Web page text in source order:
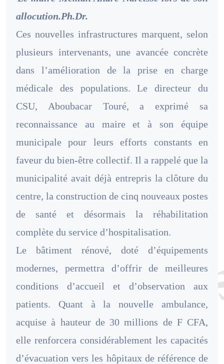
allocution.Ph.Dr.
Ces nouvelles infrastructures marquent, selon
plusieurs intervenants, une avancée concrète
dans l’amélioration de la prise en charge
médicale des populations. Le directeur du
CSU, Aboubacar Touré, a exprimé sa
reconnaissance au maire et à son équipe
municipale pour leurs efforts constants en
faveur du bien-être collectif. Il a rappelé que la
municipalité avait déjà entrepris la clôture du
centre, la construction de cinq nouveaux postes
de santé et désormais la réhabilitation
complète du service d’hospitalisation.
Le bâtiment rénové, doté d’équipements
modernes, permettra d’offrir de meilleures
conditions d’accueil et d’observation aux
patients. Quant à la nouvelle ambulance,
acquise à hauteur de 30 millions de F CFA,
elle renforcera considérablement les capacités
d’évacuation vers les hôpitaux de référence de